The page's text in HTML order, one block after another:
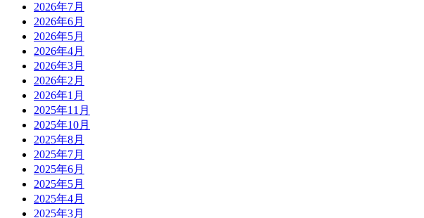
2026年7月
2026年6月
2026年5月
2026年4月
2026年3月
2026年2月
2026年1月
2025年11月
2025年10月
2025年8月
2025年7月
2025年6月
2025年5月
2025年4月
2025年3月